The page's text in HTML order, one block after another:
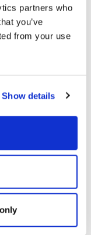
partners who
you’ve
from your use
Show details